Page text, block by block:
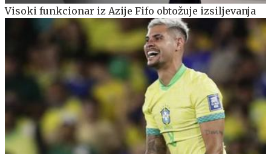
Visoki funkcionar iz Azije Fifo obtožuje izsiljevanja